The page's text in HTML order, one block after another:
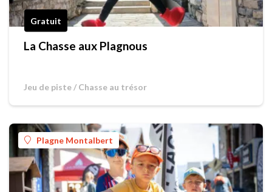
Gratuit
La Chasse aux Plagnous
Jeu de piste / Chasse au trésor
Plagne Montalbert